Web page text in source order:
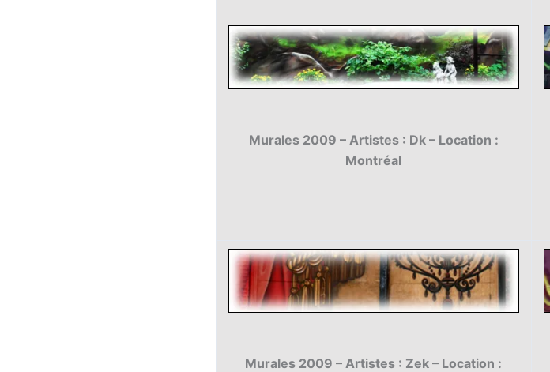
Murales 2009 – Artistes : Dk – Location :
Montréal
Murales 2009 – Artistes : Zek – Location :